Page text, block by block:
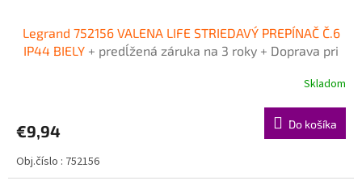
Legrand 752156 VALENA LIFE STRIEDAVÝ PREPÍNAČ Č.6
IP44 BIELY + predĺžená záruka na 3 roky + Doprava pri
Skladom
€9,94 Do košíka
Obj.číslo : 752156